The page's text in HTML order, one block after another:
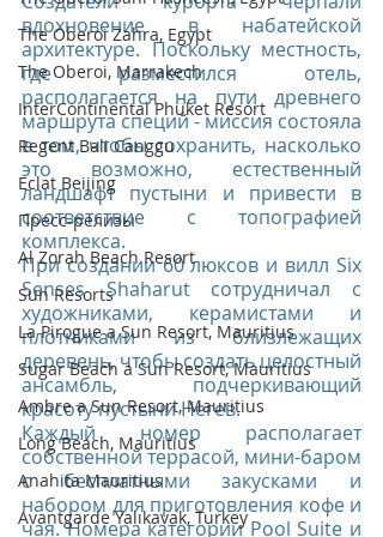
The Oberoi Zahra, Egypt
The Oberoi, Marrakech
InterContinental Phuket Resort
Regent Bali Canggu
Eclat Beijing
Пресс-релизы
Al Zorah Beach Resort
Sun Resorts
La Pirogue a Sun Resort, Mauritius
Sugar Beach a Sun Resort, Mauritius
Ambre a Sun Resort, Mauritius
Long Beach, Mauritius
Anahita Mauritius
Avantgarde Yalıkavak, Turkey
вдохновение в набатейской
архитектуре. Поскольку местность,
где разместился отель,
располагается на пути древнего
маршрута специй - миссия состояла
в том, чтобы сохранить, насколько
это возможно, естественный
ландшафт пустыни и привести в
соответствие с топографией
комплекса.
При создании 60 люксов и вилл Six
Senses Shaharut сотрудничал с
художниками, керамистами и
плотниками из близлежащих
деревень, чтобы создать целостный
ансамбль, подчеркивающий
красоту пустыни Негев.
Каждый номер располагает
собственной террасой, мини-баром
с бесплатными закусками и
набором для приготовления кофе и
чая. Номера категории Pool Suite и